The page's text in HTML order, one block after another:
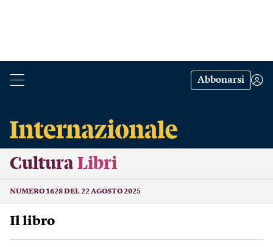
Abbonarsi
Cultura Libri
NUMERO 1628 DEL 22 AGOSTO 2025
Il libro